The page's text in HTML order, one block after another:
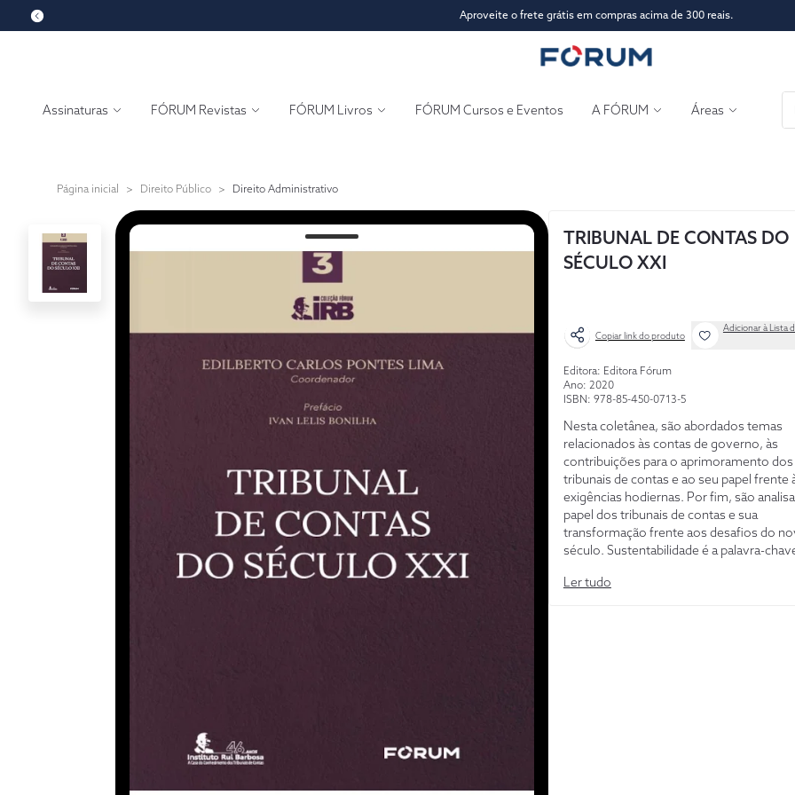
Aproveite o frete grátis em compras acima de 300 reais.
Assinaturas FÓRUM Revistas FÓRUM Livros FÓRUM Cursos e Eventos A FÓRUM Áreas
Página inicial > Direito Público > Direito Administrativo
TRIBUNAL DE CONTAS DO
SÉCULO XXI
Copiar link do produto
Adicionar à Lista
Editora: Editora Fórum
Ano: 2020
ISBN: 978-85-450-0713-5
Nesta coletânea, são abordados temas
relacionados às contas de governo, às
contribuições para o aprimoramento dos
tribunais de contas e ao seu papel frente
exigências hodiernas. Por fim, são
papel dos tribunais de contas e sua
transformação frente aos desafios do
século. Sustentabilidade é a palavra-
de riscos e de cenários para auxiliar a
Ler tudo